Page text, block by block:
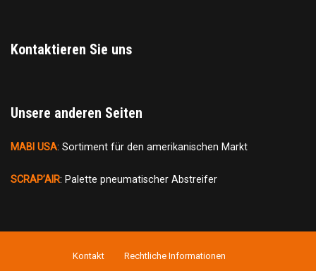
Kontaktieren Sie uns
Unsere anderen Seiten
MABI USA: Sortiment für den amerikanischen Markt
SCRAP’AIR: Palette pneumatischer Abstreifer
Kontakt Rechtliche Informationen